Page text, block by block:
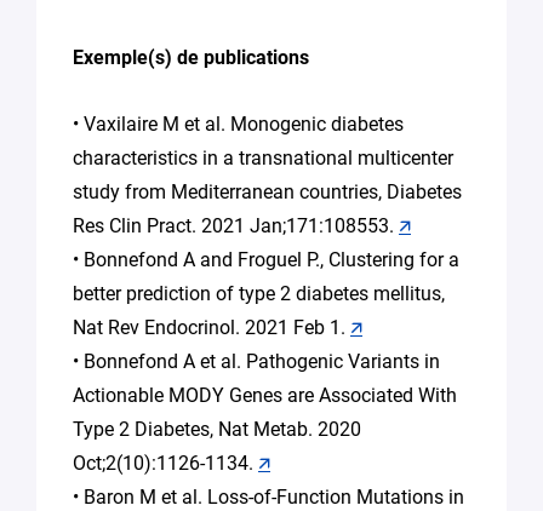
Exemple(s) de publications
• Vaxilaire M et al. Monogenic diabetes
characteristics in a transnational multicenter
study from Mediterranean countries, Diabetes
Res Clin Pract. 2021 Jan;171:108553. 🡭
• Bonnefond A and Froguel P., Clustering for a
better prediction of type 2 diabetes mellitus,
Nat Rev Endocrinol. 2021 Feb 1. 🡭
• Bonnefond A et al. Pathogenic Variants in
Actionable MODY Genes are Associated With
Type 2 Diabetes, Nat Metab. 2020
Oct;2(10):1126-1134. 🡭
• Baron M et al. Loss-of-Function Mutations in